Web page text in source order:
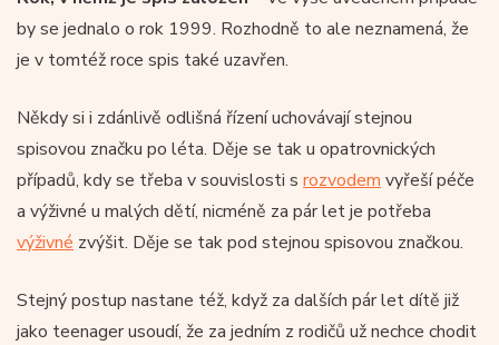
by se jednalo o rok 1999. Rozhodně to ale neznamená, že
je v tomtéž roce spis také uzavřen.
Někdy si i zdánlivě odlišná řízení uchovávají stejnou
spisovou značku po léta. Děje se tak u opatrovnických
případů, kdy se třeba v souvislosti s rozvodem vyřeší péče
a výživné u malých dětí, nicméně za pár let je potřeba
výživné zvýšit. Děje se tak pod stejnou spisovou značkou.
Stejný postup nastane též, když za dalších pár let dítě již
jako teenager usoudí, že za jedním z rodičů už nechce chodit